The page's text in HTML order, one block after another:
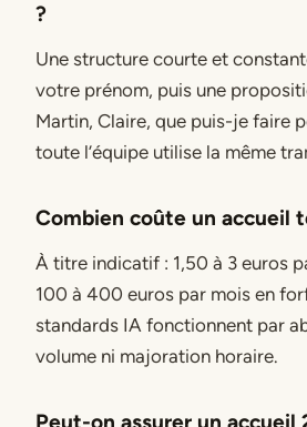
?
Une structure courte et
votre prénom, puis une
Martin, Claire, que puis-je faire
toute l’équipe utilise la même
Combien coûte un accueil
À titre indicatif : 1,50 à 3 euros
100 à 400 euros par mois en
standards IA fonctionnent par
volume ni majoration horaire.